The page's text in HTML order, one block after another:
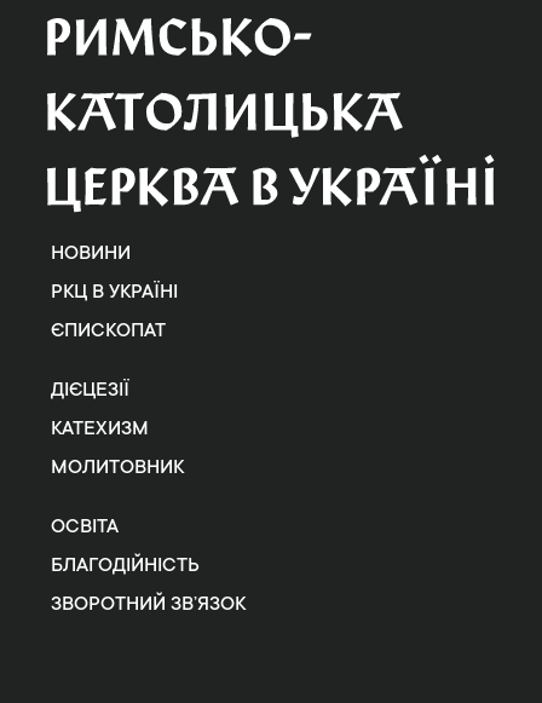
НОВИНИ
РКЦ В УКРАЇНІ
ЄПИСКОПАТ
ДІЄЦЕЗІЇ
КАТЕХИЗМ
МОЛИТОВНИК
ОСВІТА
БЛАГОДІЙНІСТЬ
ЗВОРОТНИЙ ЗВ’ЯЗОК